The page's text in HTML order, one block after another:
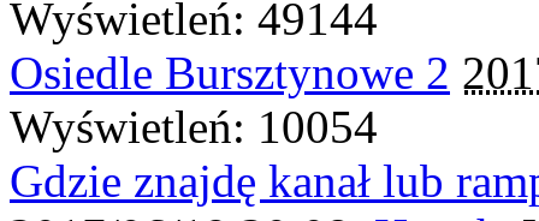
Wyświetleń: 49144
Osiedle Bursztynowe 2
Wyświetleń: 10054
Gdzie znajdę kanał lub